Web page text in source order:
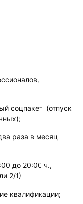
соцпакет (отпуск
раза в месяц
до 20:00 ч.,
2/1)
квалификации;